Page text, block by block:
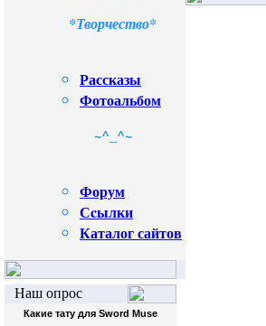
*Творчество*
Рассказы
Фотоальбом
~^_^~
Форум
Сcылки
Каталог сайтов
Наш опрос
Какие тату для Sword Muse